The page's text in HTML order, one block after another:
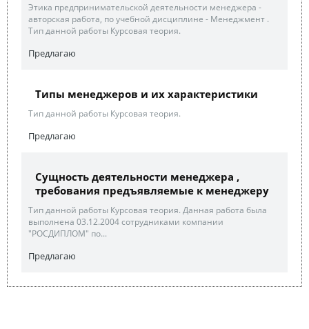
Этика предпринимательской деятельности менеджера -
авторская работа, по учебной дисциплине - Менеджмент .
Тип данной работы Курсовая теория.
Предлагаю
Типы менеджеров и их характеристики
Тип данной работы Курсовая теория.
Предлагаю
Сущность деятельности менеджера ,
требования предъявляемые к менеджеру
Тип данной работы Курсовая теория. Данная работа была
выполнена 03.12.2004 сотрудниками компании
"РОСДИПЛОМ" по...
Предлагаю